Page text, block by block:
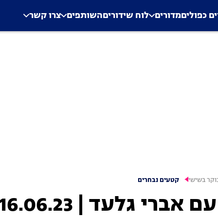
Application error: a
. כפוליםמדורים לוח שידוריםהשותפים צרו קשר
בשישי קטעים נבחרים
גלעד | 16.06.23